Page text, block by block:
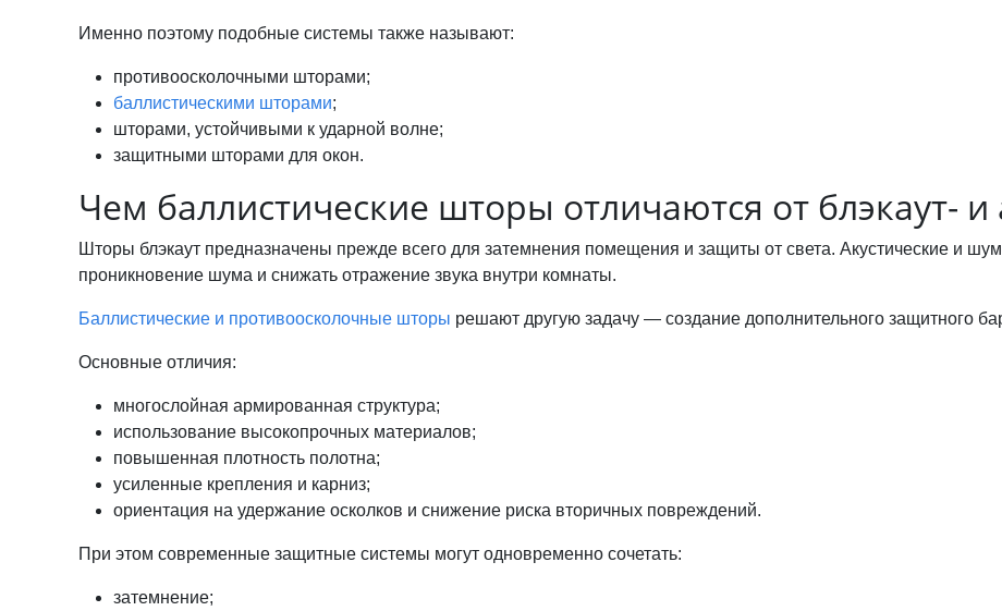
Именно поэтому подобные системы также называют:
противоосколочными шторами;
баллистическими шторами;
шторами, устойчивыми к ударной волне;
защитными шторами для окон.
Чем баллистические шторы отличаются от блэкаут- и
Шторы блэкаут предназначены прежде всего для затемнения помещения и защиты от света. Акустические и
проникновение шума и снижать отражение звука внутри комнаты.
Баллистические и противоосколочные шторы решают другую задачу — создание дополнительного защитного
Основные отличия:
многослойная армированная структура;
использование высокопрочных материалов;
повышенная плотность полотна;
усиленные крепления и карниз;
ориентация на удержание осколков и снижение риска вторичных повреждений.
При этом современные защитные системы могут одновременно сочетать:
затемнение;